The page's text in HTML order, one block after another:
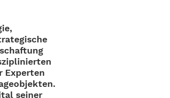
Exper­ten
seiner